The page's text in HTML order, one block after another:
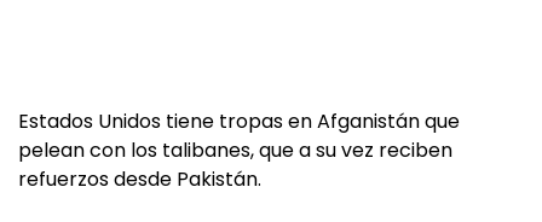
Estados Unidos tiene tropas en Afganistán que
pelean con los talibanes, que a su vez reciben
refuerzos desde Pakistán.